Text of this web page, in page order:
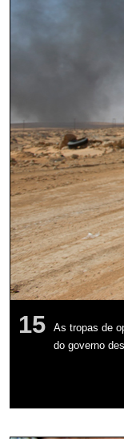
15
As tropas de
do governo